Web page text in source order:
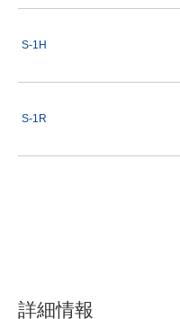
S-1H
S-1R
詳細情報